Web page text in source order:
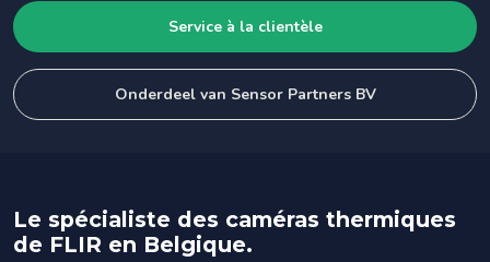
Service à la clientèle
Onderdeel van Sensor Partners BV
Le spécialiste des caméras thermiques
de FLIR en Belgique.